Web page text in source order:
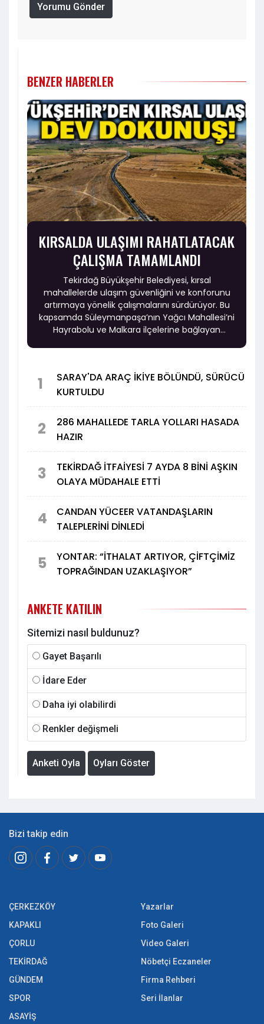
Yorumu Gönder
BENZER HABERLER
KIRSALDA ULAŞIMI RAHATLATACAK
ÇALIŞMA TAMAMLANDI
Tekirdağ Büyükşehir Belediyesi, kırsal
mahallelerde ulaşım güvenliğini ve konforunu
artırmaya yönelik çalışmalarını sürdürüyor. Bu
kapsamda Süleymanpaşa’nın Yağcı Mahallesi’ni
Hayrabolu ve Malkara ilçelerine bağlayan
1
SARAY'DA ARAÇ İKİYE BÖLÜNDÜ, SÜRÜCÜ
KURTULDU
2
286 MAHALLEDE TARLA YOLLARI HASADA
HAZIR
3
TEKİRDAĞ İTFAİYESİ 7 AYDA 8 BİNİ AŞKIN
OLAYA MÜDAHALE ETTİ
4
CANDAN YÜCEER VATANDAŞLARIN
TALEPLERİNİ DİNLEDİ
5
YONTAR: “İTHALAT ARTIYOR, ÇİFTÇİMİZ
TOPRAĞINDAN UZAKLAŞIYOR”
ANKETE KATILIN
Sitemizi nasıl buldunuz?
Gayet Başarılı
İdare Eder
Daha iyi olabilirdi
Renkler değişmeli
Anketi Oyla Oyları Göster
Bizi takip edin
ÇERKEZKÖY
KAPAKLI
ÇORLU
TEKİRDAĞ
GÜNDEM
SPOR
ASAYİŞ
Yazarlar
Foto Galeri
Video Galeri
Nöbetçi Eczaneler
Firma Rehberi
Seri İlanlar